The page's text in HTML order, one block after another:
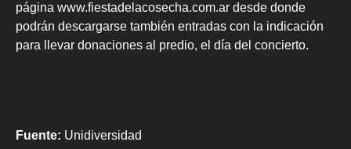
página www.fiestadelacosecha.com.ar desde donde
podrán descargarse también entradas con la indicación
para llevar donaciones al predio, el día del concierto.
Fuente: Unidiversidad